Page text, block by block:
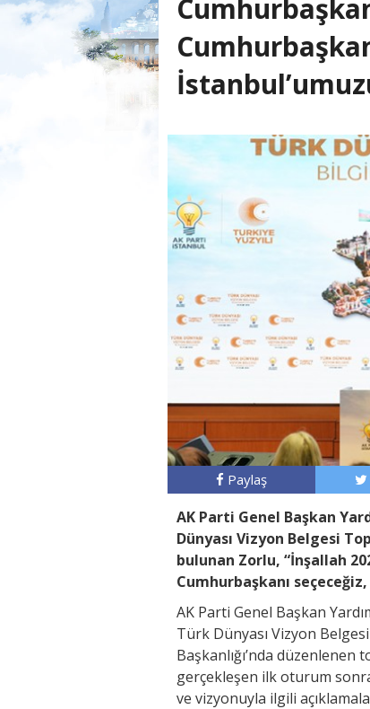
Paylaş
AK Parti Genel Başkan
Dünyası Vizyon Belgesi
bulunan Zorlu, “İnşallah
Cumhurbaşkanı
AK Parti Genel Başkan
Türk Dünyası Vizyon
Başkanlığı’nda düzenlenen
gerçekleşen ilk oturum
ve vizyonuyla ilgili